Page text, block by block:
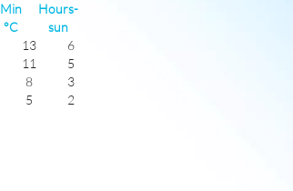
Min
°C
Hours-
sun
13
6
11
5
8
3
5
2